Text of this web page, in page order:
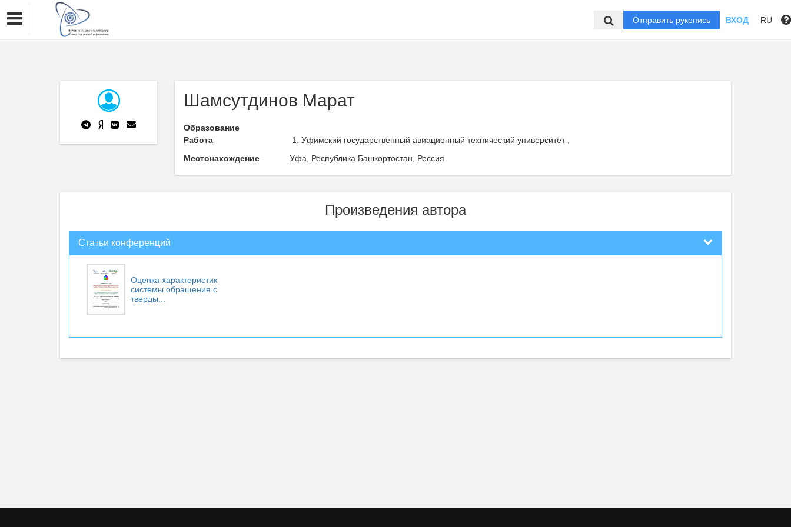
Отправить рукопись ВХОД RU
Шамсутдинов Марат
Образование
Работа
Уфимский государственный авиационный технический университет ,
Местонахождение
Уфа, Республика Башкортостан, Россия
Произведения автора
Статьи конференций
Оценка характеристик
системы обращения с
тверды...